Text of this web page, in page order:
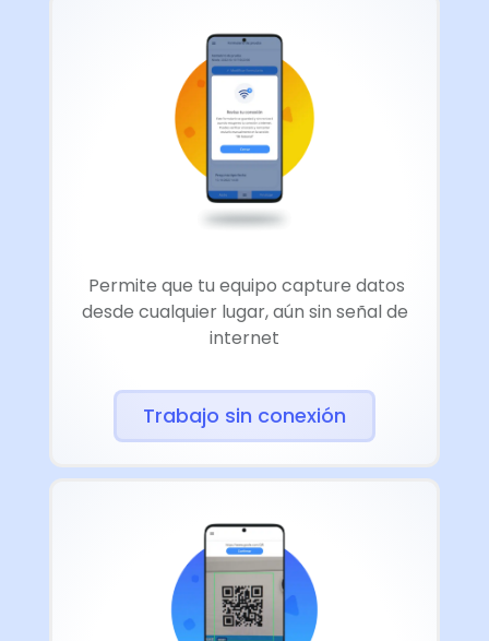
Permite que tu equipo capture datos
desde cualquier lugar, aún sin señal de
internet
Trabajo sin conexión